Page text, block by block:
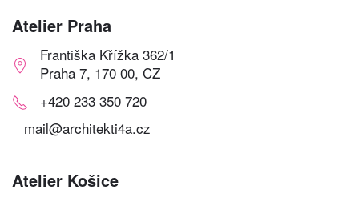
Atelier Praha
Františka Křížka 362/1
Praha 7, 170 00, CZ
+420 233 350 720
mail@architekti4a.cz
Atelier Košice